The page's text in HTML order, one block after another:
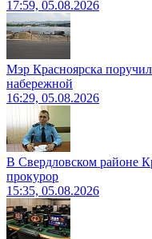
17:59, 05.08.2026
Мэр Красноярска
набережной
16:29, 05.08.2026
В Свердловском районе
прокурор
15:35, 05.08.2026